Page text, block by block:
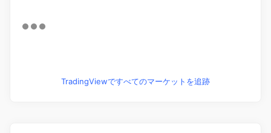
TradingViewですべてのマーケットを追跡